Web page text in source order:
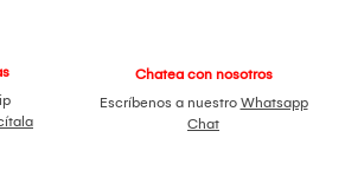
Chatea con nosotros
Escríbenos a nuestro Whatsapp
Chat